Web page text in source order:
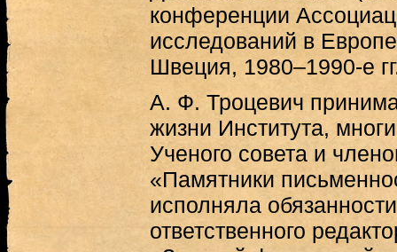
конференции
исследований в
Швеция, 1980–1990-е
А. Ф. Троцевич
жизни Института,
Ученого совета и
«Памятники
исполняла
ответственного